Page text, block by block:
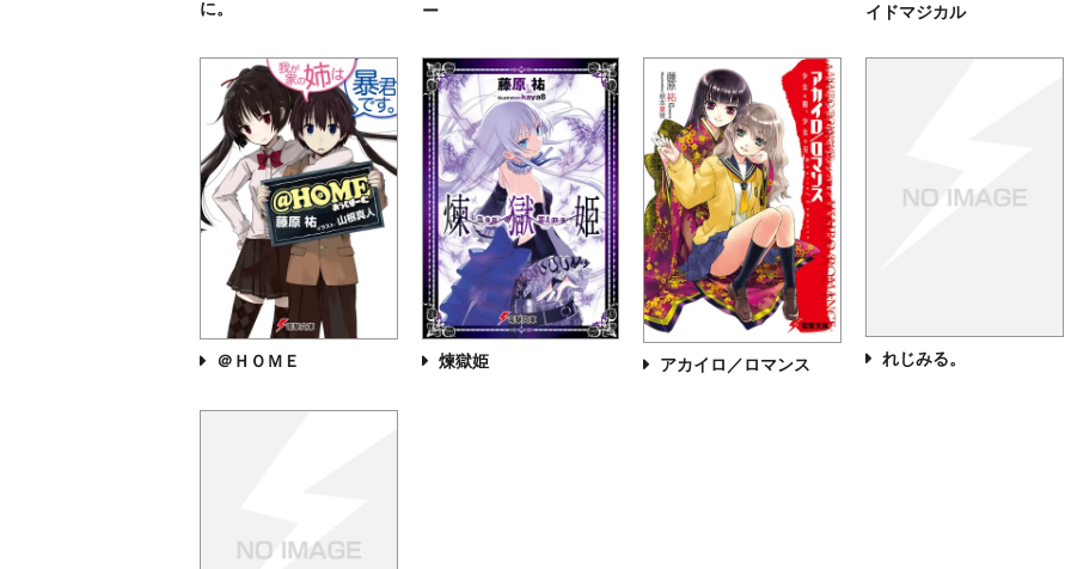
に。
ー
イドマジカル
＠ＨＯＭＥ 煉獄姫 アカイロ／ロマンス れじみる。